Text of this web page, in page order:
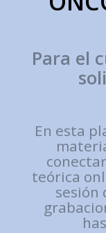
Para el
En esta
teórica
sesión